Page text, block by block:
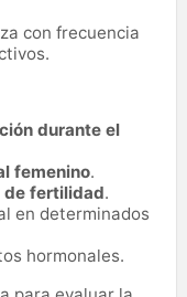
con frecuencia
durante el
femenino.
de fertilidad.
en determinados
hormonales.